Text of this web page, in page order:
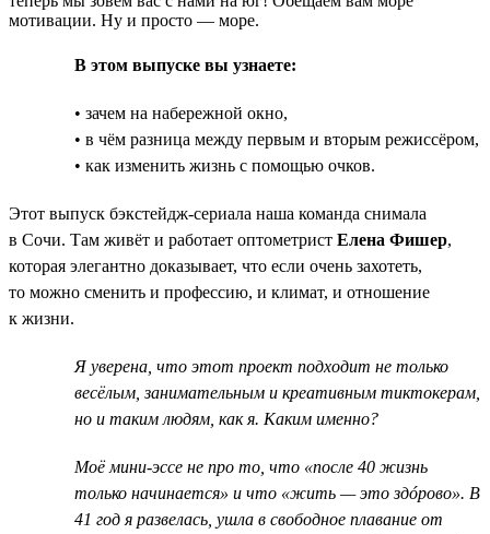
мотивации. Ну и просто — море.
В этом выпуске вы узнаете:
• зачем на набережной окно,
• в чём разница между первым и вторым режиссёром,
• как изменить жизнь с помощью очков.
Этот выпуск бэкстейдж-сериала наша команда снимала
в Сочи. Там живёт и работает оптометрист Елена Фишер,
которая элегантно доказывает, что если очень захотеть,
то можно сменить и профессию, и климат, и отношение
к жизни.
Я уверена, что этот проект подходит не только
весёлым, занимательным и креативным тиктокерам,
но и таким людям, как я. Каким именно?
Моё мини-эссе не про то, что «после 40 жизнь
только начинается» и что «жить — это здóрово». В
41 год я развелась, ушла в свободное плавание от